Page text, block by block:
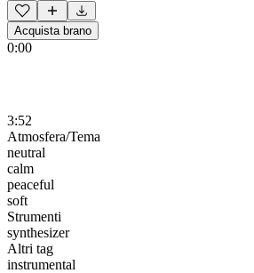
Acquista brano
0:00
3:52
Atmosfera/Tema
neutral
calm
peaceful
soft
Strumenti
synthesizer
Altri tag
instrumental